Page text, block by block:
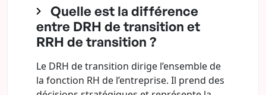
Quelle est la différence
entre DRH de transition et
RRH de transition ?
Le DRH de transition dirige l’ensemble de
la fonction RH de l’entreprise. Il prend des